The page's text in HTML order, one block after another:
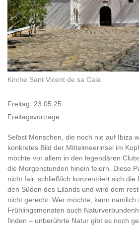
Kirche Sant Vicent de sa Cala
Freitag, 23.05.25
Freitagsvorträge
Selbst Menschen, die noch nie auf Ibiza
konkretes Bild der Mittelmeerinsel im
möchte vor allem in den legendären
die Morgenstunden hinein feiern. Diese
nicht fair, schließlich konzentriert sich
den Süden des Eilands und wird dem
nicht gerecht. Wer möchte, kann nämlich
Frühlingsmonaten auch
finden – unberührte Natur gibt es noch